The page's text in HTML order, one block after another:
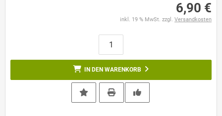
6,90 €
inkl. 19 % MwSt. zzgl. Versandkosten
IN DEN WARENKORB